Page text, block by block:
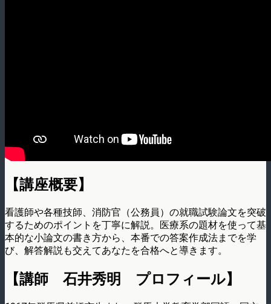
【講座概要】
看護師や各種技師、消防官（公務員）の就職試験論文を突破
するためのポイントを丁寧に解説。医療系の題材を使って基
本的な小論文の書き方から、本番での答案作成法までを学
び、解答解説も交えてあなたを合格へと導きます。
【講師 石井秀明 プロフィール】